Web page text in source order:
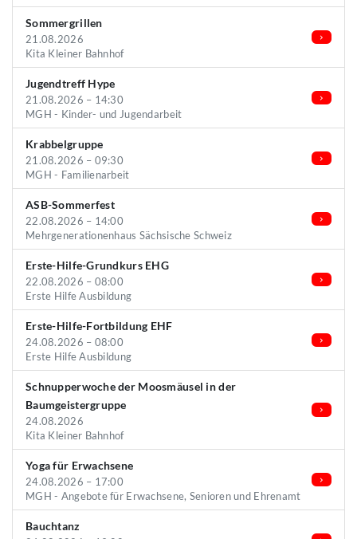
Sommergrillen
21.08.2026
Kita Kleiner Bahnhof
Jugendtreff Hype
21.08.2026 – 14:30
MGH - Kinder- und Jugendarbeit
Krabbelgruppe
21.08.2026 – 09:30
MGH - Familienarbeit
ASB-Sommerfest
22.08.2026 – 14:00
Mehrgenerationenhaus Sächsische Schweiz
Erste-Hilfe-Grundkurs EHG
22.08.2026 – 08:00
Erste Hilfe Ausbildung
Erste-Hilfe-Fortbildung EHF
24.08.2026 – 08:00
Erste Hilfe Ausbildung
Schnupperwoche der Moosmäusel in der
Baumgeistergruppe
24.08.2026
Kita Kleiner Bahnhof
Yoga für Erwachsene
24.08.2026 – 17:00
MGH - Angebote für Erwachsene, Senioren und Ehrenamt
Bauchtanz